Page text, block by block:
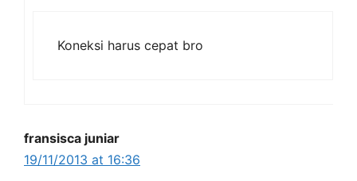
Koneksi harus cepat bro
fransisca juniar
19/11/2013 at 16:36